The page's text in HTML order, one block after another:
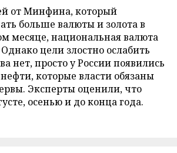
от Минфина, который
больше валюты и золота в
месяце, национальная валюта
цели злостно ослабить
нет, просто у России появились
которые власти обязаны
Эксперты оценили, что
осенью и до конца года.